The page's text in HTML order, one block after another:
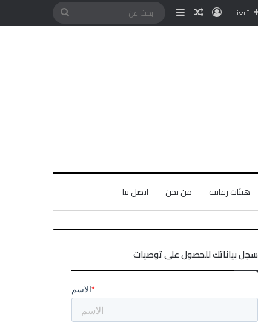
تابعنا
هيئات رقابية من نحن اتصل بنا
سجل بياناتك للحصول على توصيات